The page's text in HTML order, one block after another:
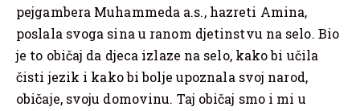
pejgambera Muhammeda a.s., hazreti Amina,
poslala svoga sina u ranom djetinstvu na selo. Bio
je to običaj da djeca izlaze na selo, kako bi učila
čisti jezik i kako bi bolje upoznala svoj narod,
običaje, svoju domovinu. Taj običaj smo i mi u